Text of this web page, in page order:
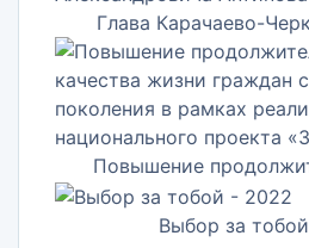
Глава Карачаево-
Повышение
Выбор за